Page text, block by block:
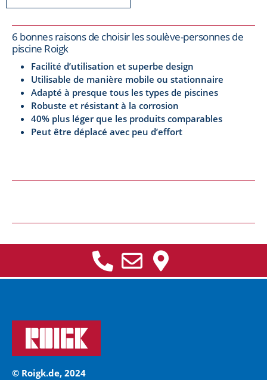
6 bonnes raisons de choisir les soulève-personnes de
piscine Roigk
Facilité d’utilisation et superbe design
Utilisable de manière mobile ou stationnaire
Adapté à presque tous les types de piscines
Robuste et résistant à la corrosion
40% plus léger que les produits comparables
Peut être déplacé avec peu d’effort
© Roigk.de, 2024